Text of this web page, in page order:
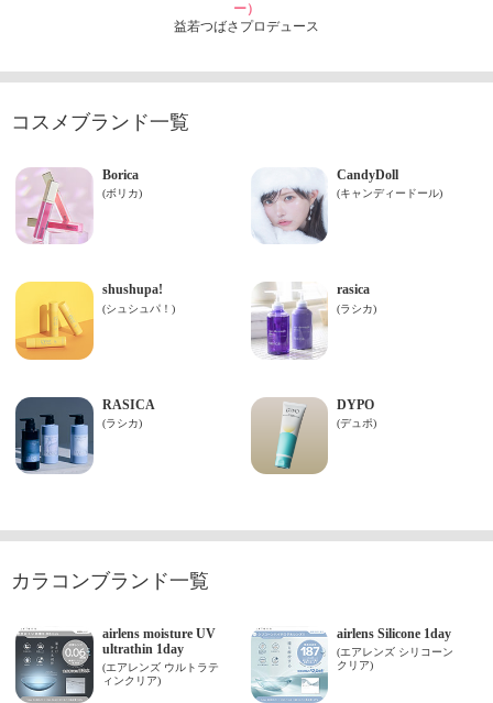
ー）
益若つばさプロデュース
コスメブランド一覧
カラコンブランド一覧